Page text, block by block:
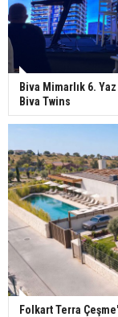
Biva Mimarlık 6.
Biva Twins
Folkart Terra